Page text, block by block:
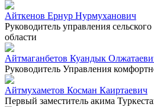
Айткенов Ернур Нурмуханович
Руководитель управления
области
Айтмаганбетов Куандык
Руководитель Управления
Айтмухаметов Косман Каиртаевич
Первый заместитель акима